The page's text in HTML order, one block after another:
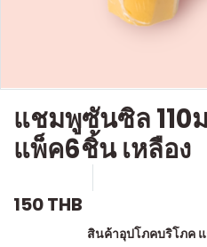
แชมพูซันซิล 110
แพ็ค6ชิ้น เหลือง
150 THB
สินค้าอุปโภคบริโภค